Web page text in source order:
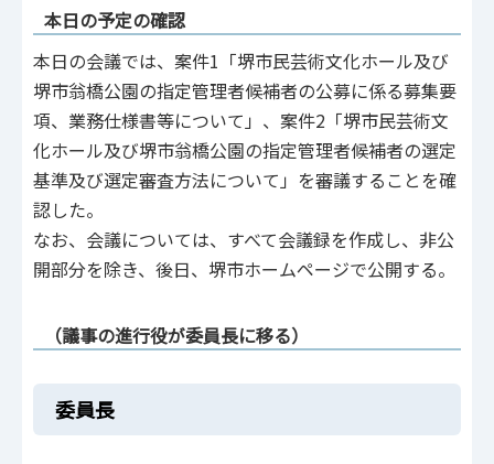
本日の予定の確認
本日の会議では、案件1「堺市民芸術文化ホール及び
堺市翁橋公園の指定管理者候補者の公募に係る募集要
項、業務仕様書等について」、案件2「堺市民芸術文
化ホール及び堺市翁橋公園の指定管理者候補者の選定
基準及び選定審査方法について」を審議することを確
認した。
なお、会議については、すべて会議録を作成し、非公
開部分を除き、後日、堺市ホームページで公開する。
（議事の進行役が委員長に移る）
委員長